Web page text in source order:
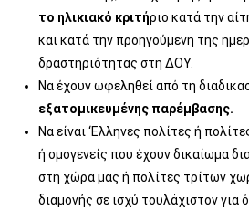
το ηλικιακό κριτήριο κατά την
και κατά την προηγούμενη της
δραστηριότητας στη ΔΟΥ.
Να έχουν ωφεληθεί από τη
εξατομικευμένης παρέμβασης.
Να είναι ‘Ελληνες πολίτες ή
ή ομογενείς που έχουν δικαίωμα
στη χώρα μας ή πολίτες τρίτων
διαμονής σε ισχύ τουλάχιστον για